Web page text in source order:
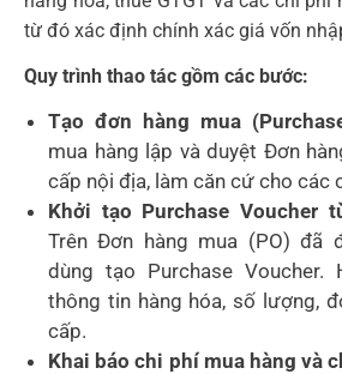
từ đó xác định chính xác giá vốn
Quy trình thao tác gồm các bước:
Tạo đơn hàng mua
mua hàng lập và duyệt Đơn
cấp nội địa, làm căn cứ cho các
Khởi tạo Purchase Voucher
Trên Đơn hàng mua (PO) đã
dùng tạo Purchase
thông tin hàng hóa, số lượng,
cấp.
Khai báo chi phí mua hàng và